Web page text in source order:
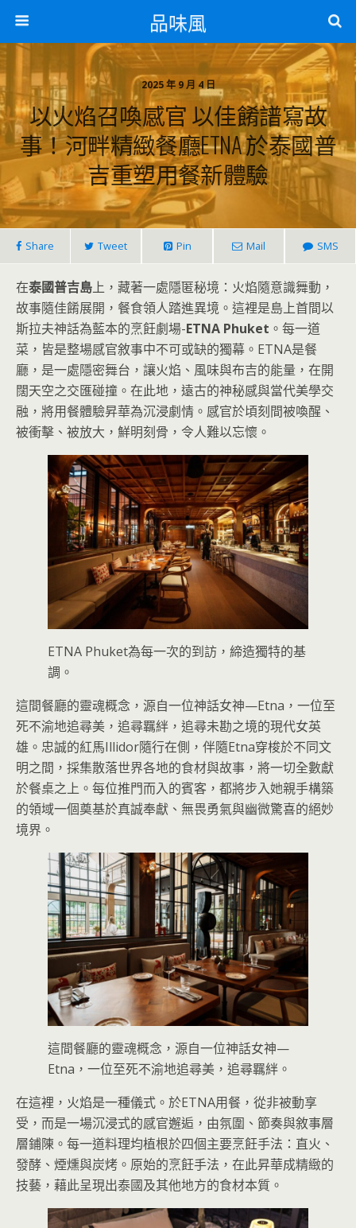
品味風
2025 年 9 月 4 日
以火焰召喚感官 以佳餚譜寫故
事！河畔精緻餐廳ETNA 於泰國普
吉重塑用餐新體驗
Share Tweet Pin Mail SMS
在泰國普吉島上，藏著一處隱匿秘境：火焰隨意識舞動，
故事隨佳餚展開，餐食領人踏進異境。這裡是島上首間以
斯拉夫神話為藍本的烹飪劇場-ETNA Phuket 。每一道
菜，皆是整場感官敘事中不可或缺的獨幕。ETNA是餐
廳，是一處隱密舞台，讓火焰、風味與布吉的能量，在開
闊天空之交匯碰撞。在此地，遠古的神秘感與當代美學交
融，將用餐體驗昇華為沉浸劇情。感官於頃刻間被喚醒、
被衝擊、被放大，鮮明刻骨，令人難以忘懷。
ETNA Phuket為每一次的到訪，締造獨特的基
調。
這間餐廳的靈魂概念，源自一位神話女神—Etna，一位至
死不渝地追尋美，追尋羈絆，追尋未勘之境的現代女英
雄。忠誠的紅馬Illidor隨行在側，伴隨Etna穿梭於不同文
明之間，採集散落世界各地的食材與故事，將一切全數獻
於餐桌之上。每位推門而入的賓客，都將步入她親手構築
的領域一個奠基於真誠奉獻、無畏勇氣與幽微驚喜的絕妙
境界。
這間餐廳的靈魂概念，源自一位神話女神—
Etna，一位至死不渝地追尋美，追尋羈絆。
在這裡，火焰是一種儀式。於ETNA用餐，從非被動享
受，而是一場沉浸式的感官邂逅，由氛圍、節奏與敘事層
層鋪陳。每一道料理均植根於四個主要烹飪手法：直火、
發酵、煙燻與炭烤。原始的烹飪手法，在此昇華成精緻的
技藝，藉此呈現出泰國及其他地方的食材本質。